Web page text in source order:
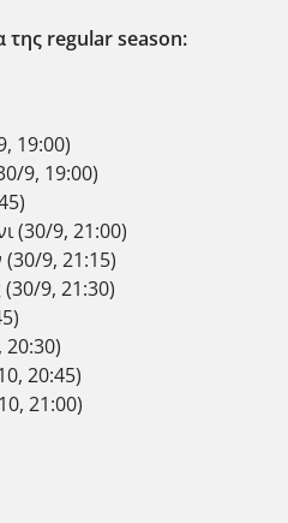
της regular season:
19:00)
9, 19:00)
(30/9, 21:00)
9, 21:15)
9, 21:30)
20:30)
20:45)
21:00)